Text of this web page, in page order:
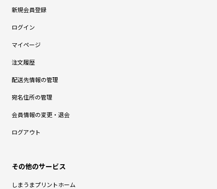
新規会員登録
ログイン
マイページ
注文履歴
配送先情報の管理
宛名住所の管理
会員情報の変更・退会
ログアウト
しまうまプリントホーム